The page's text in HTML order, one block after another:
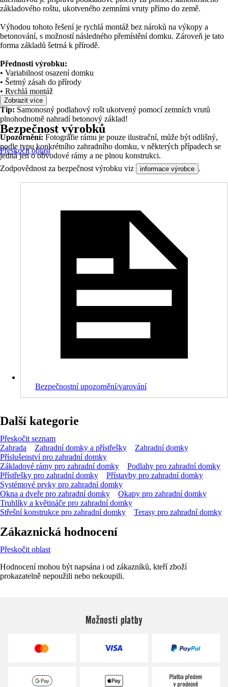
základového roštu, ukotveného zemními vruty přímo do země.
Výhodou tohoto řešení je rychlá montáž bez nároků na výkopy a
betonování, s možností následného přemístění domku. Zároveň je tato
forma základů šetrná k přírodě.
Přednosti výrobku:
• Variabilnost osazení domku
• Šetrný zásah do přírody
• Rychlá montáž
Tip: Samonosný podlahový rošt ukotvený pomocí zemních vrutů
plnohodnotně nahradí betonový základ!
Upozornění: Fotografie rámu je pouze ilustrační, může být odlišný,
podle typu konkrétního zahradního domku, v některých případech se
jedná jen o obvodové rámy a ne plnou konstrukci.
Zobrazit více
Bezpečnost výrobků
Přeskočit oblast
Zodpovědnost za bezpečnost výrobku viz informace výrobce .
Bezpečnostní upozornění/varování
Další kategorie
Přeskočit seznam
Zahrada
Zahradní domky a přístřešky
Zahradní domky
Příslušenství pro zahradní domky
Základové rámy pro zahradní domky
Podlahy pro zahradní domky
Přístřešky pro zahradní domky
Přístavby pro zahradní domky
Systémové prvky pro zahradní domky
Okna a dveře pro zahradní domky
Okapy pro zahradní domky
Truhlíky a květináče pro zahradní domky
Střešní konstrukce pro zahradní domky
Terasy pro zahradní domky
Zákaznická hodnocení
Přeskočit oblast
Hodnocení mohou být napsána i od zákazníků, kteří zboží
prokazatelně nepoužili nebo nekoupili.
Možnosti platby